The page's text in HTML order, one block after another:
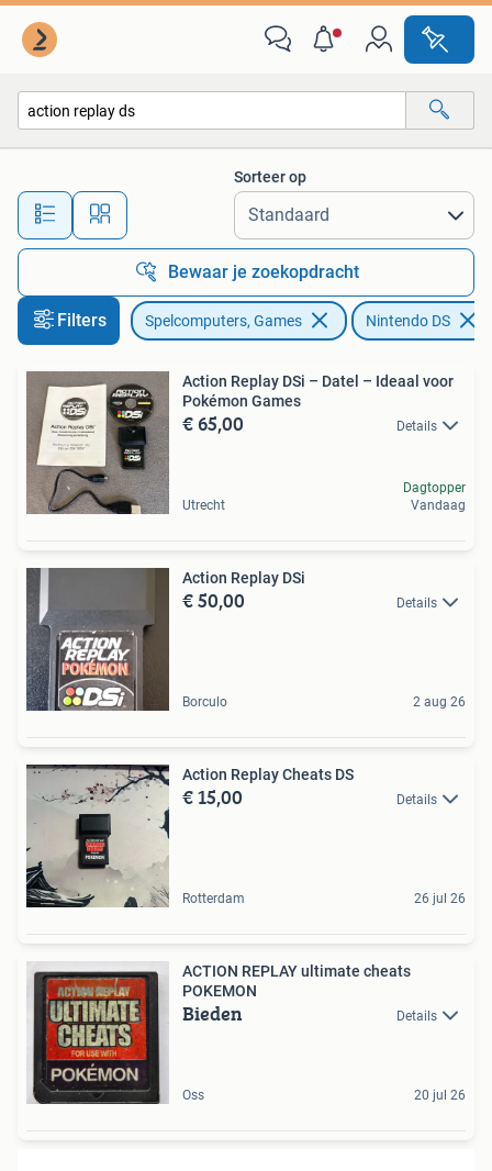
Alle afstanden…
Sorteer op
Bewaar je zoekopdracht
Filters Spelcomputers, Games Nintendo DS
Action Replay DSi – Datel – Ideaal voor
Pokémon Games
€ 65,00 Details
Utrecht
Dagtopper
Vandaag
Action Replay DSi
€ 50,00 Details
Borculo 2 aug 26
Action Replay Cheats DS
€ 15,00 Details
Rotterdam 26 jul 26
ACTION REPLAY ultimate cheats
POKEMON
Bieden Details
Oss 20 jul 26